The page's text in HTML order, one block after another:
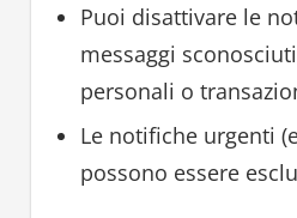
Puoi disattivare le
messaggi
personali o
Le notifiche urgenti
possono essere